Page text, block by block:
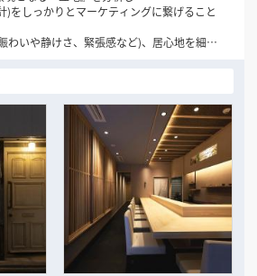
)をしっかりとマーケティングに繋げること
わいや静けさ、緊張感など)、居心地を細や
る空間、お店を作るのが使命と考えていま